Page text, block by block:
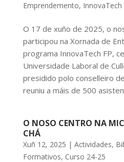
Emprendemento, InnovaTech
O 17 de xuño de 2025, o
participou na Xornada de
programa InnovaTech FP,
Universidade Laboral de
presidido polo conselleiro
reuniu a máis de 500
O NOSO CENTRO NA
CHÁ
Xuñ 12, 2025 | Actividades,
Formativos, Curso 24-25